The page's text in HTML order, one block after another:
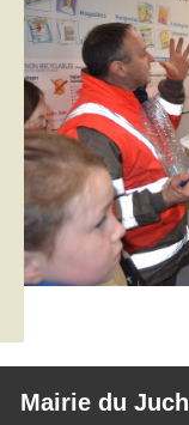
Mairie du Juch